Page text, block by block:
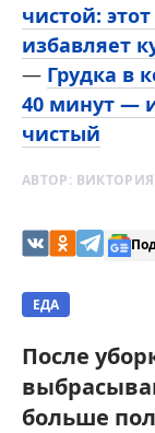
чистой:
избавляет
— Грудка в
40 минут —
чистый
АВТОР:
ЕДА
После
больше